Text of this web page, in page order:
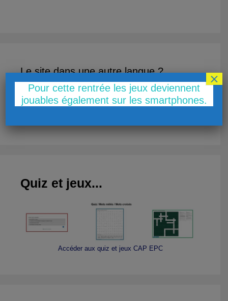
Le site dans une autre langue ?
Quiz et jeux...
Accéder aux quiz et jeux CAP EPC
Pour cette rentrée les jeux deviennent
jouables également sur les smartphones.
×